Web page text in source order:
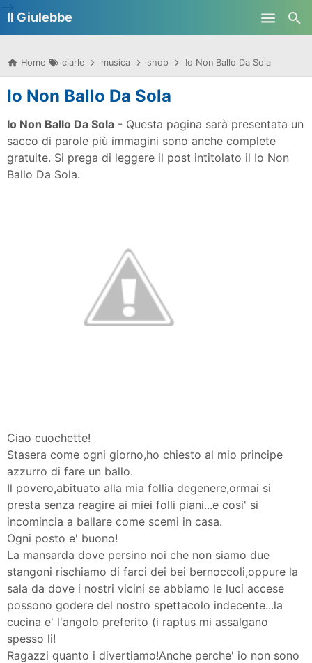
Il Giulebbe
Home ciarle musica shop Io Non Ballo Da Sola
Io Non Ballo Da Sola
Io Non Ballo Da Sola - Questa pagina sarà presentata un
sacco di parole più immagini sono anche complete
gratuite. Si prega di leggere il post intitolato il Io Non
Ballo Da Sola.
Ciao cuochette!
Stasera come ogni giorno,ho chiesto al mio principe
azzurro di fare un ballo.
Il povero,abituato alla mia follia degenere,ormai si
presta senza reagire ai miei folli piani...e cosi' si
incomincia a ballare come scemi in casa.
Ogni posto e' buono!
La mansarda dove persino noi che non siamo due
stangoni rischiamo di farci dei bei bernoccoli,oppure la
sala da dove i nostri vicini se abbiamo le luci accese
possono godere del nostro spettacolo indecente...la
cucina e' l'angolo preferito (i raptus mi assalgano
spesso li!
Ragazzi quanto i divertiamo!Anche perche' io non sono